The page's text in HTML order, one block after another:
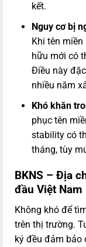
kết.
Nguy cơ bị
Khi tên
hữu mới có
Điều này
nhiều năm
Khó khăn
phục tên
stability có
tháng, tùy
BKNS – Địa
đầu Việt Nam
Không khó để
trên thị trường.
ký đều đảm bảo